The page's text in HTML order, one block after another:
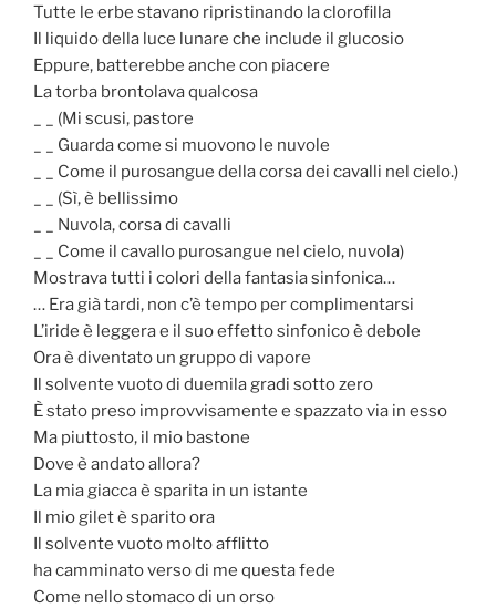
Tutte le erbe stavano ripristinando la clorofilla
Il liquido della luce lunare che include il glucosio
Eppure, batterebbe anche con piacere
La torba brontolava qualcosa
_ _ (Mi scusi, pastore
_ _ Guarda come si muovono le nuvole
_ _ Come il purosangue della corsa dei cavalli nel cielo.)
_ _ (Sì, è bellissimo
_ _ Nuvola, corsa di cavalli
_ _ Come il cavallo purosangue nel cielo, nuvola)
Mostrava tutti i colori della fantasia sinfonica…
… Era già tardi, non c’è tempo per complimentarsi
L’iride è leggera e il suo effetto sinfonico è debole
Ora è diventato un gruppo di vapore
Il solvente vuoto di duemila gradi sotto zero
È stato preso improvvisamente e spazzato via in esso
Ma piuttosto, il mio bastone
Dove è andato allora?
La mia giacca è sparita in un istante
Il mio gilet è sparito ora
Il solvente vuoto molto afflitto
ha camminato verso di me questa fede
Come nello stomaco di un orso